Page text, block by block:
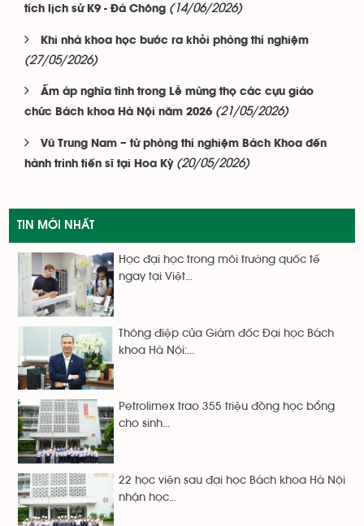
tích lịch sử K9 - Đá Chông (14/06/2026)
Khi nhà khoa học bước ra khỏi phòng thí nghiệm
(27/05/2026)
Ấm áp nghĩa tình trong Lễ mừng thọ các cựu giáo
chức Bách khoa Hà Nội năm 2026 (21/05/2026)
Vũ Trung Nam – từ phòng thí nghiệm Bách Khoa đến
hành trình tiến sĩ tại Hoa Kỳ (20/05/2026)
TIN MỚI NHẤT
Học đại học trong môi trường quốc tế
ngay tại Việt...
Thông điệp của Giám đốc Đại học Bách
khoa Hà Nội:...
Petrolimex trao 355 triệu đồng học bổng
cho sinh...
22 học viên sau đại học Bách khoa Hà Nội
nhận học...